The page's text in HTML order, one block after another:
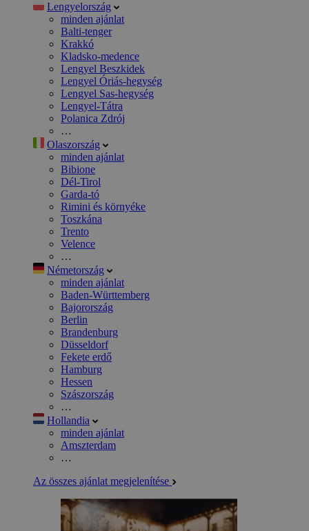
Lengyelország
minden ajánlat
Balti-tenger
Krakkó
Kladsko-medence
Lengyel Beszkidek
Lengyel Óriás-hegység
Lengyel Sas-hegység
Lengyel-Tátra
Polanica Zdrój
…
Olaszország
minden ajánlat
Bibione
Dél-Tirol
Garda-tó
Rimini és környéke
Toszkána
Trento
Velence
…
Németország
minden ajánlat
Baden-Württemberg
Bajorország
Berlin
Brandenburg
Düsseldorf
Fekete erdő
Hamburg
Hessen
Szászország
…
Hollandia
minden ajánlat
Amszterdam
…
Az összes ajánlat megjelenítése